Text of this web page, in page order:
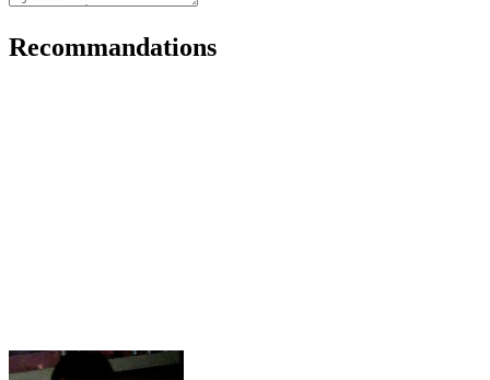
Recommandations